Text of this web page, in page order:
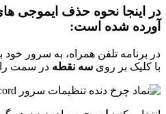
آورده شده است:
در برنامه تلفن همراه، به سرور خود
با کلیک بر روی سه نقطه در سمت